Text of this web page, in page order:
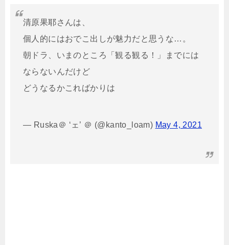
清原果耶さんは、
個人的にはおでこ出しが魅力だと思うな…。
朝ドラ、いまのところ「観る観る！」までには
ならないんだけど
どうなるかこればかりは
— Ruska＠ ‘ェ’ ＠ (@kanto_loam) May 4, 2021